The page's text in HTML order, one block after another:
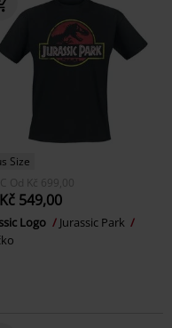
Size
Od Kč 699,00
Kč 549,00
Logo
Jurassic Park